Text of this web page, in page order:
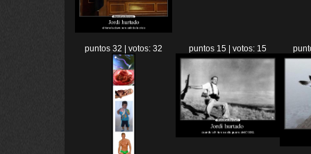
puntos 32 | votos: 32 puntos 15 | votos: 15